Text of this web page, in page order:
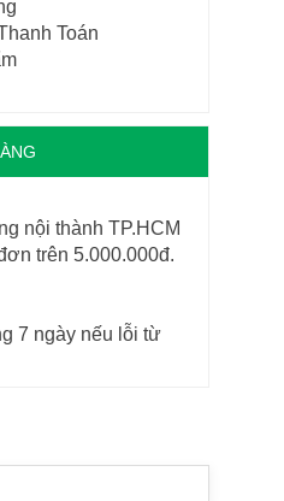
Toán
nội thành TP.HCM
trên 5.000.000đ.
7 ngày nếu lỗi từ